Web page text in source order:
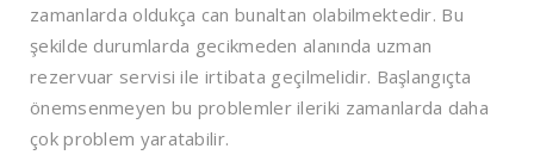
zamanlarda oldukça can bunaltan olabilmektedir. Bu
şekilde durumlarda gecikmeden alanında uzman
rezervuar servisi ile irtibata geçilmelidir. Başlangıçta
önemsenmeyen bu problemler ileriki zamanlarda daha
çok problem yaratabilir.